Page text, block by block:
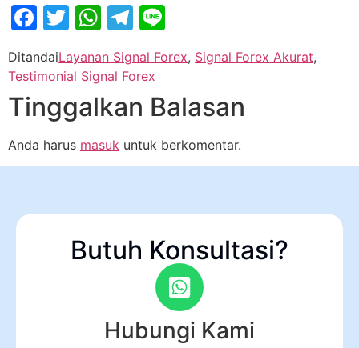
Facebook
Twitter
WhatsApp
Telegram
DitandaiLayanan Signal Forex, Signal Forex Akurat,
Testimonial Signal Forex
Tinggalkan Balasan
Anda harus masuk untuk berkomentar.
Butuh Konsultasi?
Hubungi Kami